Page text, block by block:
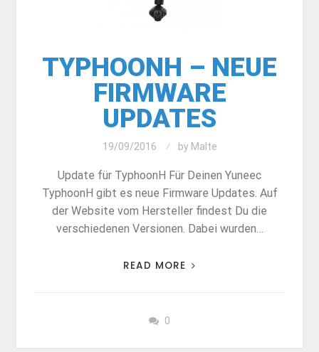
TYPHOONH – NEUE
FIRMWARE
UPDATES
19/09/2016 by Malte
Update für TyphoonH Für Deinen Yuneec
TyphoonH gibt es neue Firmware Updates. Auf
der Website vom Hersteller findest Du die
verschiedenen Versionen. Dabei wurden…
READ MORE
0